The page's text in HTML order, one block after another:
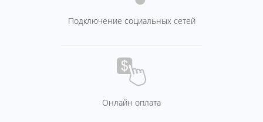
Подключение социальных сетей
Онлайн оплата